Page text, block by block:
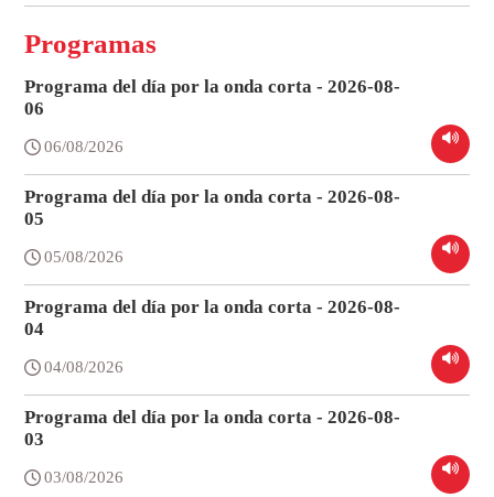
Programas
Programa del día por la onda corta - 2026-08-
06
06/08/2026
Programa del día por la onda corta - 2026-08-
05
05/08/2026
Programa del día por la onda corta - 2026-08-
04
04/08/2026
Programa del día por la onda corta - 2026-08-
03
03/08/2026